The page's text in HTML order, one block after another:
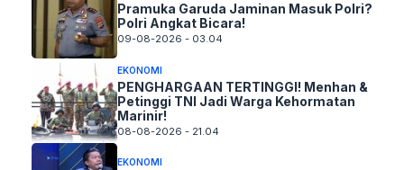
Pramuka Garuda Jaminan Masuk Polri?
Polri Angkat Bicara!
09-08-2026 - 03.04
EKONOMI
PENGHARGAAN TERTINGGI! Menhan &
Petinggi TNI Jadi Warga Kehormatan
Marinir!
08-08-2026 - 21.04
EKONOMI